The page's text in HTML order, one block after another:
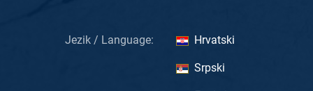
Jezik / Language: Hrvatski
Srpski